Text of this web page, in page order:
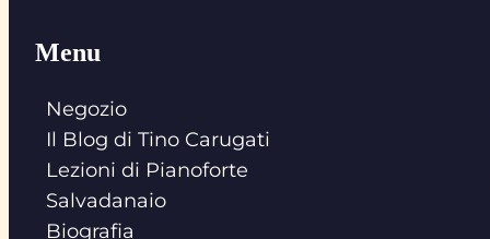
Menu
Negozio
Il Blog di Tino Carugati
Lezioni di Pianoforte
Salvadanaio
Biografia